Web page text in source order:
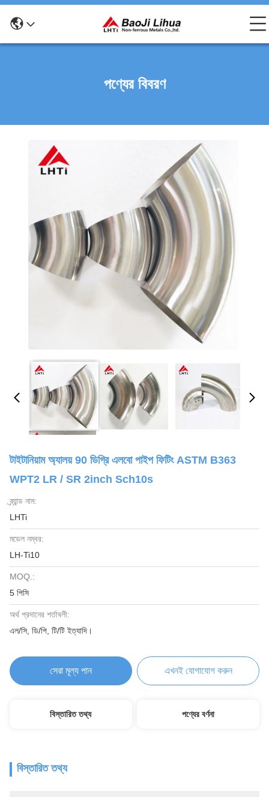
পণ্যের বিবরণ
টাইটানিয়াম অ্যালয় 90 ডিগ্রি এলবো পাইপ ফিটিং ASTM B363
WPT2 LR / SR 2inch Sch10s
ব্র্যান্ড নাম:
LHTi
মডেল নম্বর:
LH-Ti10
MOQ.:
5 পিসি
অর্থ প্রদানের শর্তাবলী:
এল/সি, ডি/পি, টি/টি ইত্যাদি।
সেরা মূল্য পান এখনই যোগাযোগ করুন
বিস্তারিত তথ্য পণ্যের বর্ণনা
বিস্তারিত তথ্য